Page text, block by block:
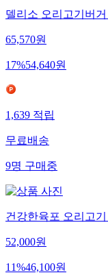
델리소 오리고기버
65,570원
17%54,640원
1,639 적립
무료배송
9명 구매중
건강한육포 오리고기
52,000원
11%46,100원